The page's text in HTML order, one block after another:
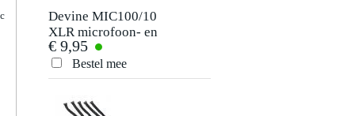
Devine MIC100/10
XLR microfoon- en
signaalkabel 10
meter
€ 9,95
Bestel mee